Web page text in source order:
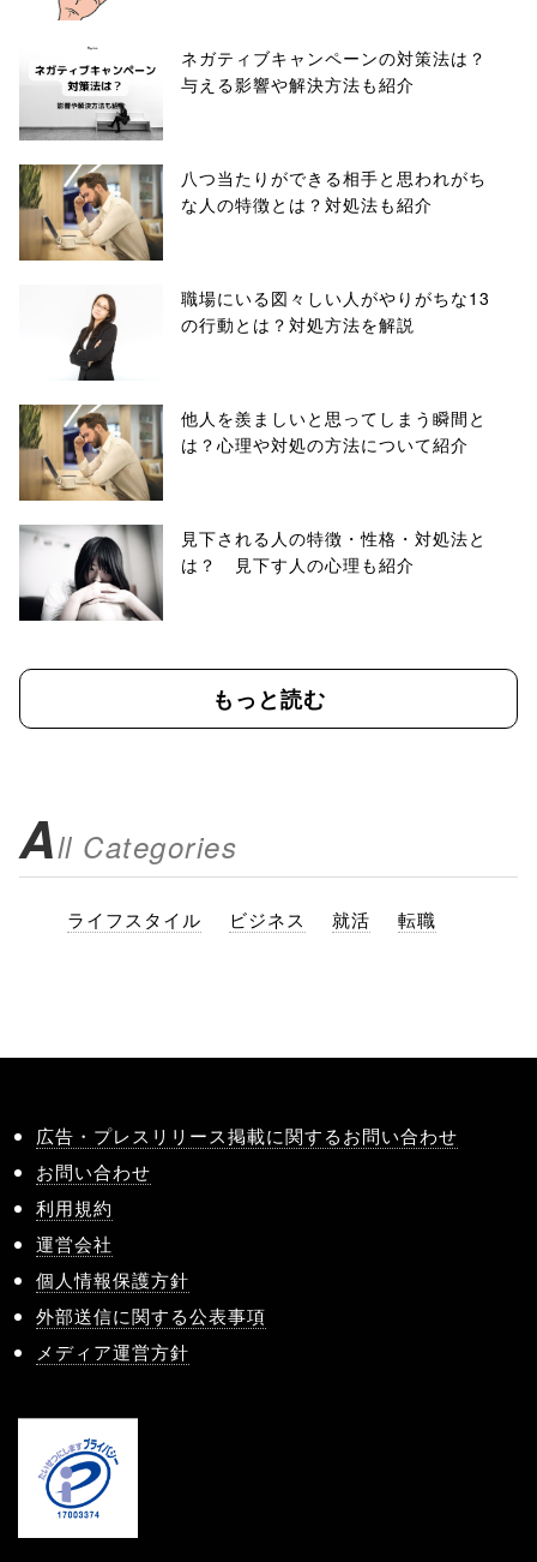
ネガティブキャンペーンの対策法は？
与える影響や解決方法も紹介
八つ当たりができる相手と思われがち
な人の特徴とは？対処法も紹介
職場にいる図々しい人がやりがちな13
の行動とは？対処方法を解説
他人を羨ましいと思ってしまう瞬間と
は？心理や対処の方法について紹介
見下される人の特徴・性格・対処法と
は？ 見下す人の心理も紹介
もっと読む
All Categories
ライフスタイル ビジネス 就活 転職
広告・プレスリリース掲載に関するお問い合わせ
お問い合わせ
利用規約
運営会社
個人情報保護方針
外部送信に関する公表事項
メディア運営方針